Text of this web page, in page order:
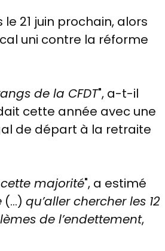
21 juin prochain, alors
uni contre la réforme
de la CFDT", a-t-il
cette année avec une
de départ à la retraite
majorité", a estimé
(…) qu’aller chercher les 12
de l’endettement,